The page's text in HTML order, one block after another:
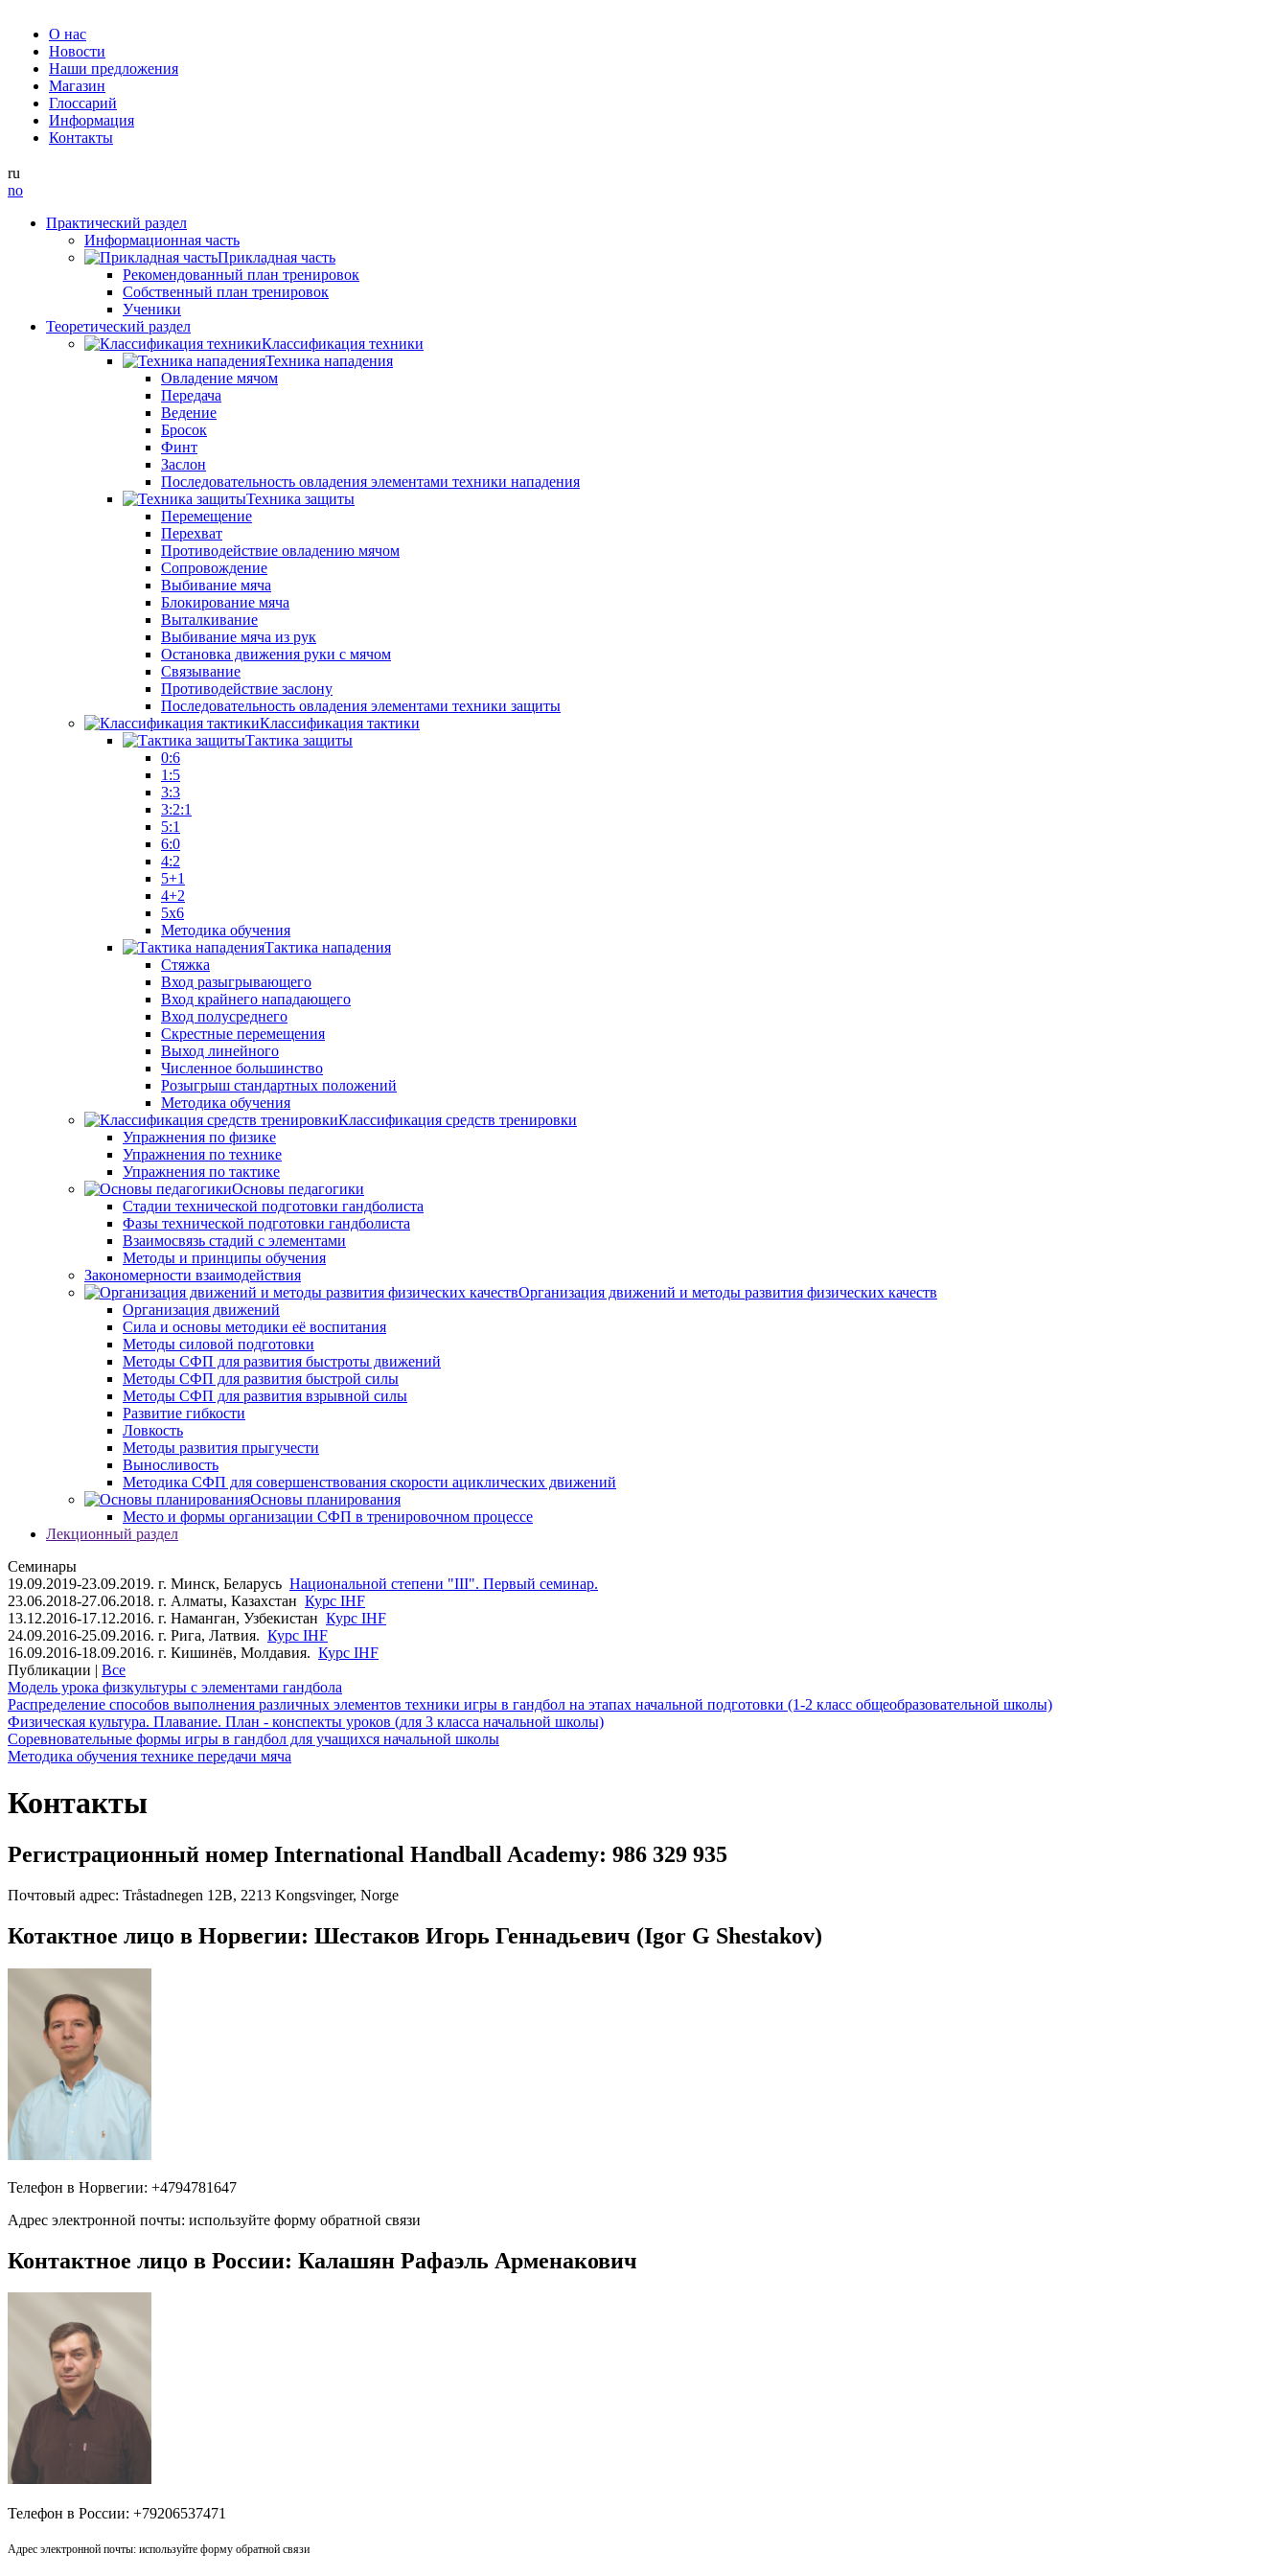
О нас
Новости
Наши предложения
Магазин
Глоссарий
Информация
Контакты
ru
no
Практический раздел
Информационная часть
Прикладная часть
Рекомендованный план тренировок
Собственный план тренировок
Ученики
Теоретический раздел
Классификация техники
Техника нападения
Овладение мячом
Передача
Ведение
Бросок
Финт
Заслон
Последовательность овладения элементами техники нападения
Техника защиты
Перемещение
Перехват
Противодействие овладению мячом
Сопровождение
Выбивание мяча
Блокирование мяча
Выталкивание
Выбивание мяча из рук
Остановка движения руки с мячом
Связывание
Противодействие заслону
Последовательность овладения элементами техники защиты
Классификация тактики
Тактика защиты
0:6
1:5
3:3
3:2:1
5:1
6:0
4:2
5+1
4+2
5x6
Методика обучения
Тактика нападения
Стяжка
Вход разыгрывающего
Вход крайнего нападающего
Вход полусреднего
Скрестные перемещения
Выход линейного
Численное большинство
Розыгрыш стандартных положений
Методика обучения
Классификация средств тренировки
Упражнения по физике
Упражнения по технике
Упражнения по тактике
Основы педагогики
Стадии технической подготовки гандболиста
Фазы технической подготовки гандболиста
Взаимосвязь стадий с элементами
Методы и принципы обучения
Закономерности взаимодействия
Организация движений и методы развития физических качеств
Организация движений
Сила и основы методики её воспитания
Методы силовой подготовки
Методы СФП для развития быстроты движений
Методы СФП для развития быстрой силы
Методы СФП для развития взрывной силы
Развитие гибкости
Ловкость
Методы развития прыгучести
Выносливость
Методика СФП для совершенствования скорости ациклических движений
Основы планирования
Место и формы организации СФП в тренировочном процессе
Лекционный раздел
Семинары
19.09.2019-23.09.2019. г. Минск, Беларусь Национальной степени "III". Первый семинар.
23.06.2018-27.06.2018. г. Алматы, Казахстан Курс IHF
13.12.2016-17.12.2016. г. Наманган, Узбекистан Курс IHF
24.09.2016-25.09.2016. г. Рига, Латвия. Курс IHF
16.09.2016-18.09.2016. г. Кишинёв, Молдавия. Курс IHF
Публикации | Все
Модель урока физкультуры с элементами гандбола
Распределение способов выполнения различных элементов техники игры в гандбол на этапах начальной подготовки (1-2 класс общеобразовательной школы)
Физическая культура. Плавание. План - конспекты уроков (для 3 класса начальной школы)
Соревновательные формы игры в гандбол для учащихся начальной школы
Методика обучения технике передачи мяча
Контакты
Регистрационный номер International Handball Academy: 986 329 935
Почтовый адрес: Tråstadnegen 12B, 2213 Kongsvinger, Norge
Котактное лицо в Норвегии: Шестаков Игорь Геннадьевич (Igor G Shestakov)
Телефон в Норвегии: +4794781647
Адрес электронной почты: используйте форму обратной связи
Контактное лицо в России: Калашян Рафаэль Арменакович
Телефон в России: +79206537471
Адрес электронной почты: используйте форму обратной связи